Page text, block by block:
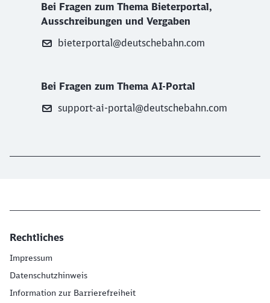
Bei Fragen zum Thema Bieterportal,
Ausschreibungen und Vergaben
bieterportal@deutschebahn.com
Bei Fragen zum Thema AI-Portal
support-ai-portal@deutschebahn.com
Rechtliches
Impressum
Datenschutzhinweis
Information zur Barrierefreiheit